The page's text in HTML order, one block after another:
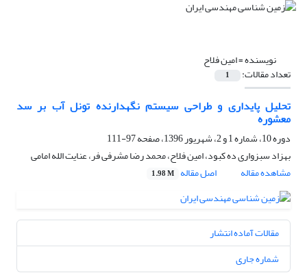
نویسنده =امین فلاح
تعداد مقالات: 1
تحلیل پایداری و طراحی سیستم نگهدارنده تونل آب بر سد
معشوره
دوره 10، شماره 1 و 2، شهریور 1396، صفحه
97-111
بهزاد سبزواری ده کبود، امین فلاح، محمد رضا مشرفی فر، عنایت الله امامی
مشاهده مقاله
اصل مقاله 1.98 M
مقالات آماده انتشار
شماره جاری